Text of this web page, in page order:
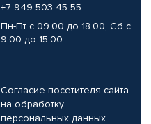
+7 949 503-45-55
Пн-Пт с 09.00 до 18.00, Сб с
9.00 до 15.00
Согласие посетителя сайта
на обработку
персональных данных